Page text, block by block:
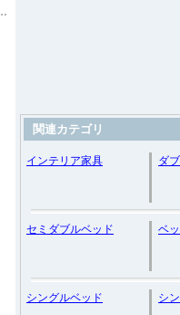
関連カテゴリ
インテリア家具 ダ
セミダブルベッド ベ
シングルベッド シ